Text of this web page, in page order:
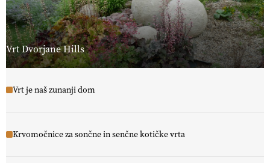
Vrt Dvorjane Hills
Vrt je naš zunanji dom
Krvomočnice za sončne in senčne kotičke vrta